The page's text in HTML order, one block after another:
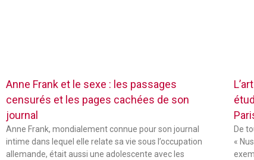
Anne Frank et le sexe : les passages
censurés et les pages cachées de son
journal
Anne Frank, mondialement connue pour son journal
intime dans lequel elle relate sa vie sous l’occupation
allemande, était aussi une adolescente avec les
De
«